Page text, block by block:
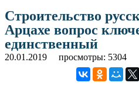
Строительство
Арцахе вопрос
единственный
20.01.2019 просмотры: 5304